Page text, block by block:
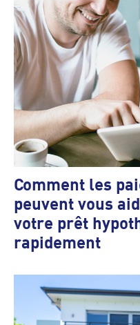
Comment les
peuvent vous
votre prêt
rapidement